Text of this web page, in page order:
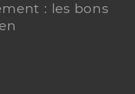
: les bons